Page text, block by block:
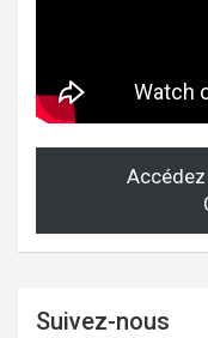
Accédez
Suivez-nous